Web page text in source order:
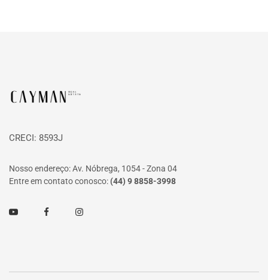
Página inicial
CRECI: 8593J
Nosso endereço: Av. Nóbrega, 1054 - Zona 04
Entre em contato conosco: (44) 9 8858-3998
Youtube FacebookInstagram